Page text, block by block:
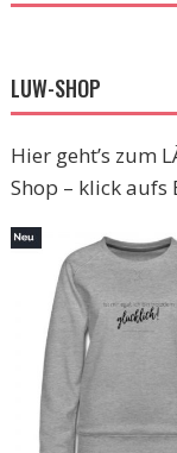
LUW-SHOP
Hier geht’s zum
Shop – klick aufs